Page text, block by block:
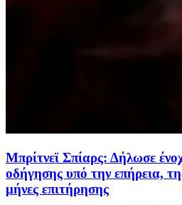
Μπρίτνεϊ Σπίαρς: Δήλωσε
οδήγησης υπό την επήρεια,
μήνες επιτήρησης